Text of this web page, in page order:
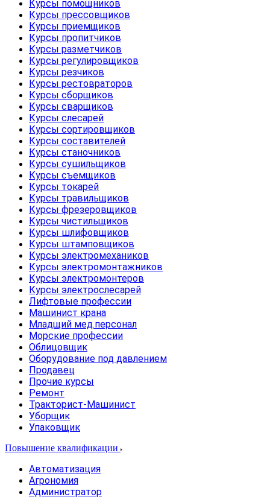
Курсы помощников
Курсы прессовщиков
Курсы приемщиков
Курсы пропитчиков
Курсы разметчиков
Курсы регулировщиков
Курсы резчиков
Курсы рестовраторов
Курсы сборщиков
Курсы сварщиков
Курсы слесарей
Курсы сортировщиков
Курсы составителей
Курсы станочников
Курсы сушильщиков
Курсы съемщиков
Курсы токарей
Курсы травильщиков
Курсы фрезеровщиков
Курсы чистильщиков
Курсы шлифовщиков
Курсы штамповщиков
Курсы электромехаников
Курсы электромонтажников
Курсы электромонтеров
Курсы электрослесарей
Лифтовые профессии
Машинист крана
Младщий мед.персонал
Морские профессии
Облицовщик
Оборудование под давлением
Продавец
Прочие курсы
Ремонт
Тракторист-Машинист
Уборщик
Упаковщик
Повышение квалификации
Автоматизация
Агрономия
Администратор